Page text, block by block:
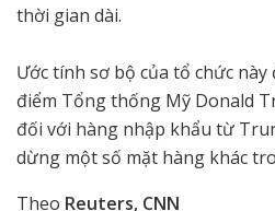
thời gian dài.
Ước tính sơ bộ của tổ chức
điểm Tổng thống Mỹ Donald
đối với hàng nhập khẩu từ
dừng một số mặt hàng khác
Theo Reuters, CNN